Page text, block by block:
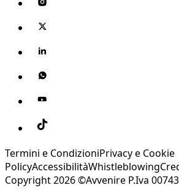
Termini e CondizioniPrivacy e Cookie
PolicyAccessibilitàWhistleblowing
Copyright 2026 ©Avvenire P.Iva